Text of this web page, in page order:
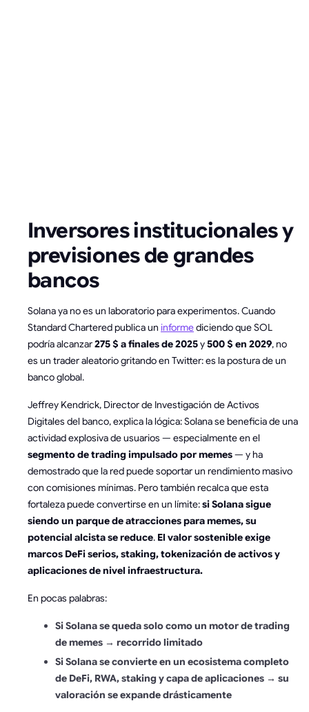
Inversores institucionales y
previsiones de grandes
bancos
Solana ya no es un laboratorio para experimentos. Cuando
Standard Chartered publica un informediciendo que SOL
podría alcanzar275 $ a finales de 2025y500 $ en 2029, no
es un trader aleatorio gritando en Twitter: es la postura de un
banco global.
Jeffrey Kendrick, Director de Investigación de Activos
Digitales del banco, explica la lógica: Solana se beneficia de una
actividad explosiva de usuarios — especialmente en el
segmento de trading impulsado por memes— y ha
demostrado que la red puede soportar un rendimiento masivo
con comisiones mínimas. Pero también recalca que esta
fortaleza puede convertirse en un límite:si Solana sigue
siendo un parque de atracciones para memes, su
potencial alcista se reduce. El valor sostenible exige
marcos DeFi serios, staking, tokenización de activos y
aplicaciones de nivel infraestructura.
En pocas palabras:
Si Solana se queda solo como un motor de trading
de memes → recorrido limitado
Si Solana se convierte en un ecosistema completo
de DeFi, RWA, staking y capa de aplicaciones → su
valoración se expande drásticamente